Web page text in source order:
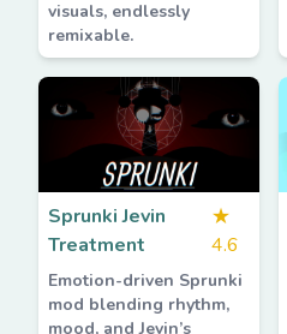
visuals, endlessly
remixable.
Sprunki Jevin
Treatment
★
4.6
Emotion-driven Sprunki
mod blending rhythm,
mood, and Jevin’s